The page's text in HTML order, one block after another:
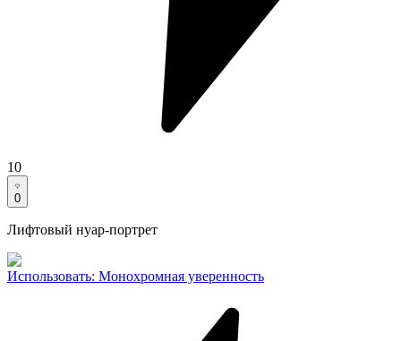
10
0
Лифтовый нуар-портрет
Использовать: Монохромная уверенность